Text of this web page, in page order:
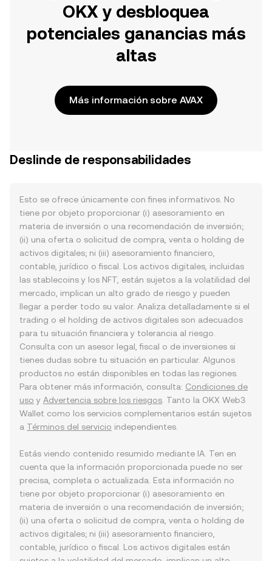
OKX y desbloquea
potenciales ganancias más
altas
Más información sobre AVAX
Deslinde de responsabilidades
Esto se ofrece únicamente con fines informativos. No
tiene por objeto proporcionar (i) asesoramiento en
materia de inversión o una recomendación de inversión;
(ii) una oferta o solicitud de compra, venta o holding de
activos digitales; ni (iii) asesoramiento financiero,
contable, jurídico o fiscal. Los activos digitales, incluidas
las stablecoins y los NFT, están sujetos a la volatilidad del
mercado, implican un alto grado de riesgo y pueden
llegar a perder todo su valor. Analiza detalladamente si el
trading o el holding de activos digitales son adecuados
para tu situación financiera y tolerancia al riesgo.
Consulta con un asesor legal, fiscal o de inversiones si
tienes dudas sobre tu situación en particular. Algunos
productos no están disponibles en todas las regiones.
Para obtener más información, consulta: Condiciones de
uso y Advertencia sobre los riesgos . Tanto la OKX Web3
Wallet como los servicios complementarios están sujetos
a Términos del servicio independientes.
Estás viendo contenido resumido mediante IA. Ten en
cuenta que la información proporcionada puede no ser
precisa, completa o actualizada. Esta información no
tiene por objeto proporcionar (i) asesoramiento en
materia de inversión o una recomendación de inversión;
(ii) una oferta o solicitud de compra, venta o holding de
activos digitales; ni (iii) asesoramiento financiero,
contable, jurídico o fiscal. Los activos digitales están